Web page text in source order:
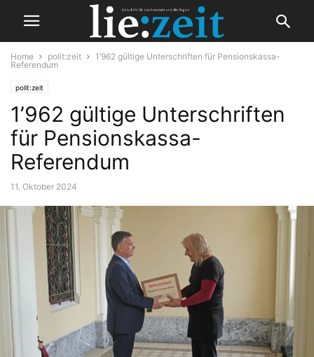
Home polit:zeit
1’962 gültige Unterschriften für Pensionskassa-
Referendum
polit:zeit
1’962 gültige Unterschriften
für Pensionskassa-
Referendum
11. Oktober 2024